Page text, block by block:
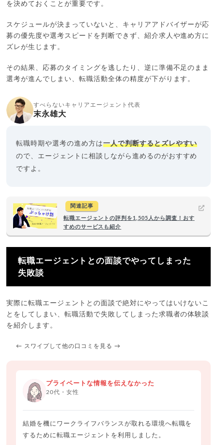
を決めておくことが重要です。
スケジュールが決まっていないと、キャリアアドバイザーが応
募の優先度や選考スピードを判断できず、紹介求人や進め方に
ズレが生じます。
その結果、応募のタイミングを逃したり、逆に準備不足のまま
選考が進んでしまい、転職活動全体の精度が下がります。
すべらないキャリアエージェント代表
末永雄大
転職時期や選考の進め方は一人で判断するとズレやすい
ので、エージェントに相談しながら進めるのがおすすめ
ですよ。
関連記事
転職エージェントの評判を1,505人から調査！おす
すめのサービスも紹介
転職エージェントとの面談でやってしまった
失敗談
実際に転職エージェントとの面談で絶対にやってはいけないこ
とをしてしまい、転職活動で失敗してしまった求職者の体験談
を紹介します。
← スワイプして他の口コミを見る →
プライベートな情報を伝えなかった
20代・女性
結婚を機にワークライフバランスが取れる環境へ転職を
するために転職エージェントを利用しました。